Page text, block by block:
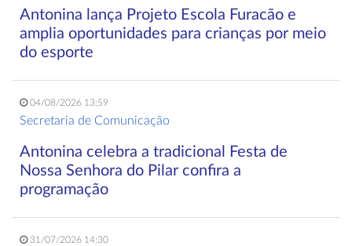
Antonina lança Projeto Escola Furacão e
amplia oportunidades para crianças por meio
do esporte
04/08/2026 13:59
Secretaria de Comunicação
Antonina celebra a tradicional Festa de
Nossa Senhora do Pilar confira a
programação
31/07/2026 14:30